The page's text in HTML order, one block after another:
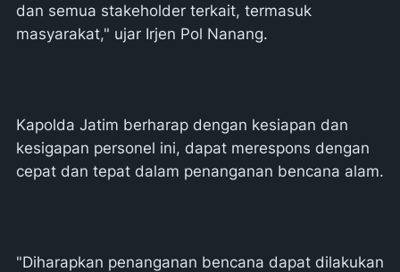
dan semua stakeholder terkait, termasuk
masyarakat," ujar Irjen Pol Nanang.
Kapolda Jatim berharap dengan kesiapan dan
kesigapan personel ini, dapat merespons dengan
cepat dan tepat dalam penanganan bencana alam.
"Diharapkan penanganan bencana dapat dilakukan